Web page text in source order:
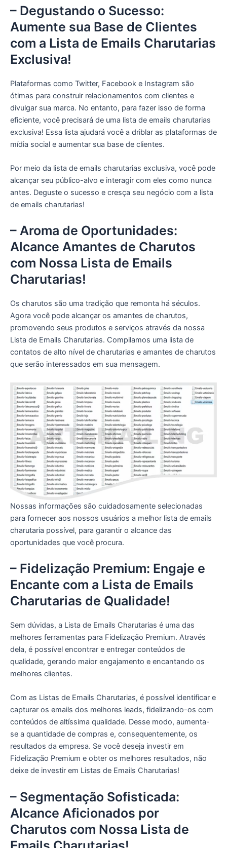
– Degustando o Sucesso:
Aumente sua Base de Clientes
com a Lista de Emails Charutarias
Exclusiva!
Plataformas como Twitter, Facebook e Instagram são
ótimas para construir relacionamentos com clientes e
divulgar sua marca. No entanto, para fazer isso de forma
eficiente, você precisará de uma lista de emails charutarias
exclusiva! Essa lista ajudará você a driblar as plataformas de
mídia social e aumentar sua base de clientes.
Por meio da lista de emails charutarias exclusiva, você pode
alcançar seu público-alvo e interagir com eles como nunca
antes. Deguste o sucesso e cresça seu negócio com a lista
de emails charutarias!
– Aroma de Oportunidades:
Alcance Amantes de Charutos
com Nossa Lista de Emails
Charutarias!
Os charutos são uma tradição que remonta há séculos.
Agora você pode alcançar os amantes de charutos,
promovendo seus produtos e serviços através da nossa
Lista de Emails Charutarias. Compilamos uma lista de
contatos de alto nível de charutarias e amantes de charutos
que serão interessados em sua mensagem.
Nossas informações são cuidadosamente selecionadas
para fornecer aos nossos usuários a melhor lista de emails
charutaria possível, para garantir o alcance das
oportunidades que você procura.
– Fidelização Premium: Engaje e
Encante com a Lista de Emails
Charutarias de Qualidade!
Sem dúvidas, a Lista de Emails Charutarias é uma das
melhores ferramentas para Fidelização Premium. Através
dela, é possível encontrar e entregar conteúdos de
qualidade, gerando maior engajamento e encantando os
melhores clientes.
Com as Listas de Emails Charutarias, é possível identificar e
capturar os emails dos melhores leads, fidelizando-os com
conteúdos de altíssima qualidade. Desse modo, aumenta-
se a quantidade de compras e, consequentemente, os
resultados da empresa. Se você deseja investir em
Fidelização Premium e obter os melhores resultados, não
deixe de investir em Listas de Emails Charutarias!
– Segmentação Sofisticada:
Alcance Aficionados por
Charutos com Nossa Lista de